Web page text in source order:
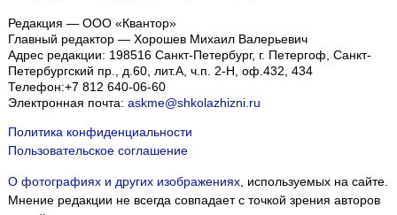
Редакция — ООО «Квантор»
Главный редактор — Хорошев Михаил Валерьевич
Адрес редакции: 198516 Санкт-Петербург, г. Петергоф Санкт-
Петербургский пр., д.60, лит.А, ч.п. 2-Н, оф.432, 434
Телефон:+7 812 640-06-60
Электронная почта: askme@shkolazhizni.ru
Политика конфиденциальности
Пользовательское соглашение
О фотографиях и других изображениях, используемых на сайте.
Мнение редакции не всегда совпадает с точкой зрения авторов